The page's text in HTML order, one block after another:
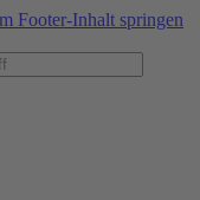
Footer-Inhalt springen